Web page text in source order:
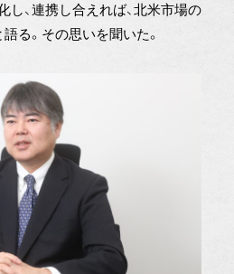
、連携し合えれば、北米市場の
る。その思いを聞いた。